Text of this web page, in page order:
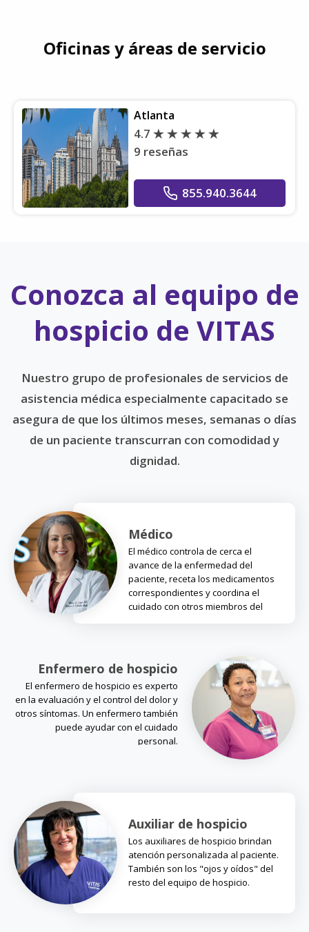
Oficinas y áreas de servicio
Atlanta
4.7
9 reseñas
855.940.3644
Conozca al equipo de
hospicio de VITAS
Nuestro grupo de profesionales de servicios de
asistencia médica especialmente capacitado se
asegura de que los últimos meses, semanas o días
de un paciente transcurran con comodidad y
dignidad.
Médico
El médico controla de cerca el
avance de la enfermedad del
paciente, receta los medicamentos
correspondientes y coordina el
cuidado con otros miembros del
Enfermero de hospicio
El enfermero de hospicio es experto
en la evaluación y el control del dolor y
otros síntomas. Un enfermero también
puede ayudar con el cuidado
personal.
Auxiliar de hospicio
Los auxiliares de hospicio brindan
atención personalizada al paciente.
También son los "ojos y oídos" del
resto del equipo de hospicio.